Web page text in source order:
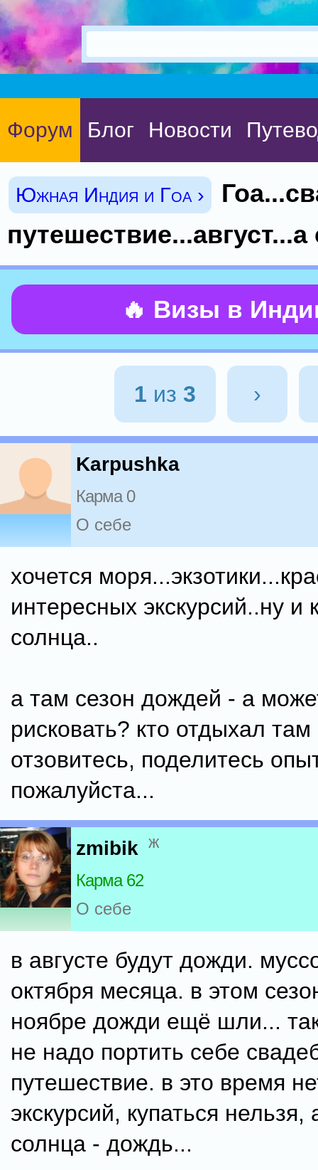
Форум Блог Новости
Южная Индия и Гоа ›
🔥 Визы в
1 из 3 ›
Karpushka
Карма 0
О себе
хочется
интересных экскурсий..ну и
солнца..
а там сезон дождей - а
рисковать? кто отдыхал
отзовитесь, поделитесь
пожалуйста...
zmibik ж
Карма 62
О себе
в августе будут дожди.
октября месяца. в этом
ноябре дожди ещё шли...
не надо портить себе
путешествие. в это время
экскурсий, купаться нельзя,
солнца - дождь...